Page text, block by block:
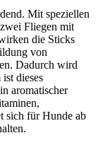
Mit speziellen
Fliegen mit
die Sticks
von
Dadurch wird
dieses
aromatischer
sich für Hunde ab